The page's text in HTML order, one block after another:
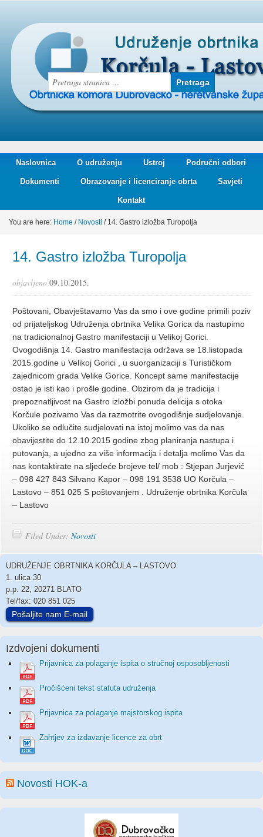
Naslovnica O udruženju Ustroj Područni odbori
Dokumenti Obrazovanje i licenciranje obrta Savjeti
Kontakt
You are here: Home / Novosti /14. Gastro izložba Turopolja
14. Gastro izložba Turopolja
objavljeno 09.10.2015.
Poštovani, Obavještavamo Vas da smo i ove godine primili poziv
od prijateljskog Udruženja obrtnika Velika Gorica da nastupimo
na tradicionalnoj Gastro manifestaciji u Velikoj Gorici.
Ovogodišnja 14. Gastro manifestacija održava se 18.listopada
2015.godine u Velikoj Gorici , u suorganizaciji s Turističkom
zajednicom grada Velike Gorice. Koncept same manifestacije
ostao je isti kao i prošle godine. Obzirom da je tradicija i
prepoznatljivost na Gastro izložbi ponuda delicija s otoka
Korčule pozivamo Vas da razmotrite ovogodišnje sudjelovanje.
Ukoliko se odlučite sudjelovati na istoj molimo vas da nas
obavijestite do 12.10.2015 godine zbog planiranja nastupa i
putovanja, a ujedno za više informacija i detalja molimo Vas da
nas kontaktirate na sljedeće brojeve tel/ mob : Stjepan Jurjević
– 098 427 843 Silvano Kapor – 098 191 3538 UO Korčula –
Lastovo – 851 025 S poštovanjem . Udruženje obrtnika Korčula
– Lastovo
Filed Under: Novosti
UDRUŽENJE OBRTNIKA KORČULA – LASTOVO
1. ulica 30
p.p. 22, 20271 BLATO
Tel/fax: 020 851 025
Pošaljite nam E-mail
Izdvojeni dokumenti
Prijavnica za polaganje ispita o stručnoj osposobljenosti
Pročišćeni tekst statuta udruženja
Prijavnica za polaganje majstorskog ispita
Zahtjev za izdavanje licence za obrt
Novosti HOK-a